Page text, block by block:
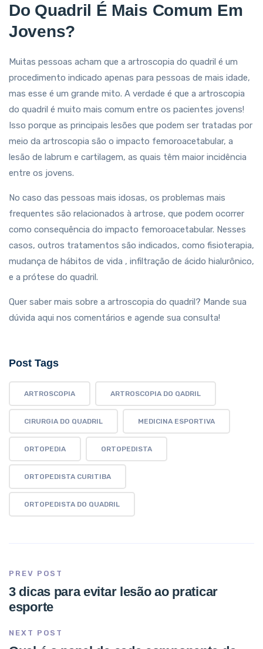
Do Quadril É Mais Comum Em
Jovens?
Muitas pessoas acham que a artroscopia do quadril é um
procedimento indicado apenas para pessoas de mais idade,
mas esse é um grande mito. A verdade é que a artroscopia
do quadril é muito mais comum entre os pacientes jovens!
Isso porque as principais lesões que podem ser tratadas por
meio da artroscopia são o impacto femoroacetabular, a
lesão de labrum e cartilagem, as quais têm maior incidência
entre os jovens.
No caso das pessoas mais idosas, os problemas mais
frequentes são relacionados à artrose, que podem ocorrer
como consequência do impacto femoroacetabular. Nesses
casos, outros tratamentos são indicados, como fisioterapia,
mudança de hábitos de vida , infiltração de ácido hialurônico,
e a prótese do quadril.
Quer saber mais sobre a artroscopia do quadril? Mande sua
dúvida aqui nos comentários e agende sua consulta!
Post Tags
ARTROSCOPIA ARTROSCOPIA DO QADRIL
CIRURGIA DO QUADRIL MEDICINA ESPORTIVA
ORTOPEDIA ORTOPEDISTA
ORTOPEDISTA CURITIBA
ORTOPEDISTA DO QUADRIL
PREV POST
3 dicas para evitar lesão ao praticar
esporte
NEXT POST